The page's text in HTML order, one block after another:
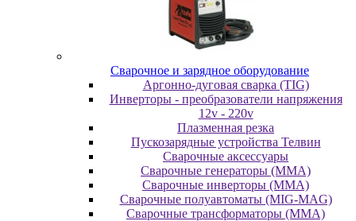
Cвapoчнoe и зарядное оборудование
Аргонно-дуговая сварка (TIG)
Инверторы - преобразователи напряжения
12v - 220v
Плазменная резка
Пускозарядные устройства Телвин
Сварочные аксессуары
Сварочные генераторы (MMA)
Сварочные инверторы (MMA)
Сварочные полуавтоматы (MIG-MAG)
Сварочные трансформаторы (MMA)